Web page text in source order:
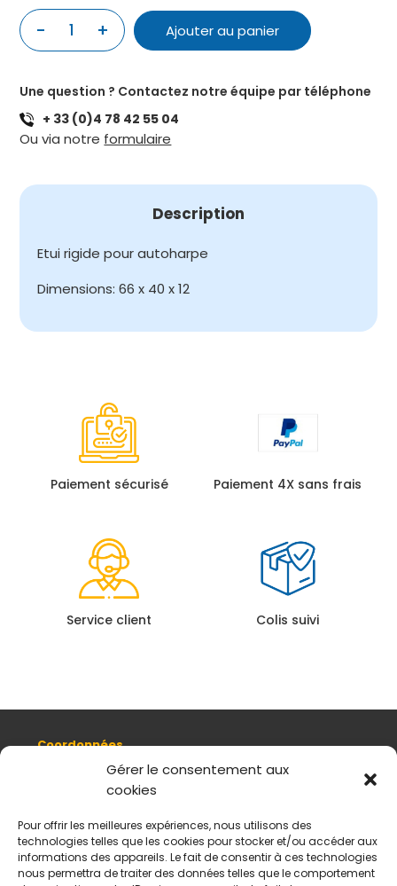
Gérer le consentement aux
cookies
Pour offrir les meilleures expériences, nous utilisons des
technologies telles que les cookies pour stocker et/ou accéder aux
informations des appareils. Le fait de consentir à ces technologies
nous permettra de traiter des données telles que le comportement
-
quantité
RIGIDE
POUR
AUTOHARPE
1 + Ajouter au panier
Une question ? Contactez notre équipe par téléphone
+ 33 (0)4 78 42 55 04
Ou via notre formulaire
Description
Etui rigide pour autoharpe
Dimensions: 66 x 40 x 12
Paiement sécurisé Paiement 4X sans frais
Service client Colis suivi
Coordonnées
8, quai Romain Rolland 69005 Lyon
+ 33 (0)4 78 42 55 04
Plan d'accès
Mentions légales
Politique de données personnelles